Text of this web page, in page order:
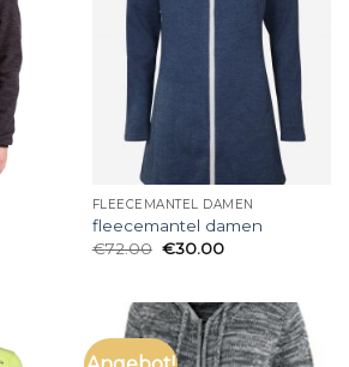
FLEECEMANTEL DAMEN
fleecemantel damen
€72.00 €30.00